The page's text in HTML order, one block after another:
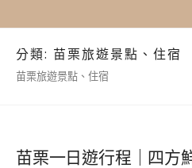
分類: 苗栗旅遊景點、住宿
苗栗旅遊景點、住宿
苗栗一日遊行程｜四方